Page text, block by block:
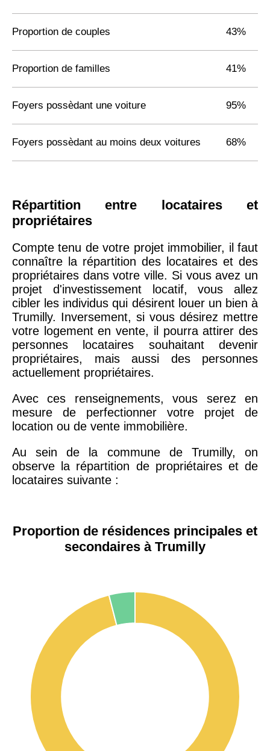
Proportion de couples 43%
Proportion de familles 41%
Foyers possèdant une voiture 95%
Foyers possèdant au moins deux voitures 68%
Répartition entre locataires et
propriétaires
Compte tenu de votre projet immobilier, il faut
connaître la répartition des locataires et des
propriétaires dans votre ville. Si vous avez un
projet d'investissement locatif, vous allez
cibler les individus qui désirent louer un bien à
Trumilly. Inversement, si vous désirez mettre
votre logement en vente, il pourra attirer des
personnes locataires souhaitant devenir
propriétaires, mais aussi des personnes
actuellement propriétaires.
Avec ces renseignements, vous serez en
mesure de perfectionner votre projet de
location ou de vente immobilière.
Au sein de la commune de Trumilly, on
observe la répartition de propriétaires et de
locataires suivante :
Proportion de résidences principales et
secondaires à Trumilly